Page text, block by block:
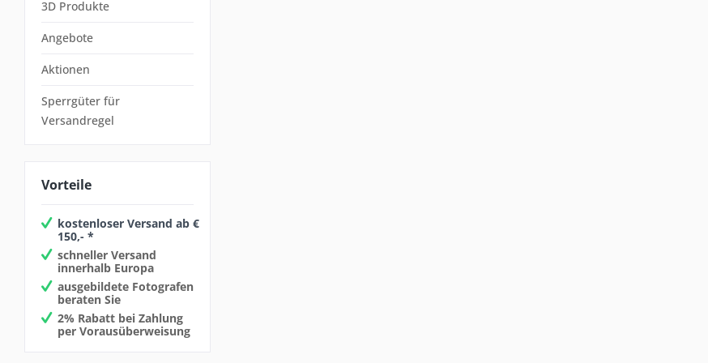
3D Produkte
Angebote
Aktionen
Sperrgüter für
Versandregel
Vorteile
kostenloser Versand ab €
150,- *
schneller Versand
innerhalb Europa
ausgebildete Fotografen
beraten Sie
2% Rabatt bei Zahlung
per Vorausüberweisung